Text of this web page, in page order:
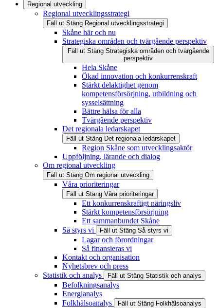
Regional utveckling
Regional utvecklingsstrategi
Fäll ut Stäng Regional utvecklingsstrategi
Skåne här och nu
Strategiska områden och tvärgående perspektiv
Fäll ut Stäng Strategiska områden och tvärgående
perspektiv
Hela Skåne
Ökad innovation och konkurrenskraft
Stärkt delaktighet genom
kompetensförsörjning, utbildning och
sysselsättning
Bättre hälsa för alla
Tvärgående perspektiv
Det regionala ledarskapet
Fäll ut Stäng Det regionala ledarskapet
Region Skåne som utvecklingsaktör
Uppföljning, lärande och dialog
Om regional utveckling
Fäll ut Stäng Om regional utveckling
Våra prioriteringar
Fäll ut Stäng Våra prioriteringar
Ett konkurrenskraftigt näringsliv
Stärkt kompetensförsörjning
Ett sammanbundet Skåne
Så styrs vi
Fäll ut Stäng Så styrs vi
Lagar och förordningar
Så finansieras vi
Kontakt och organisation
Nyhetsbrev och press
Statistik och analys
Fäll ut Stäng Statistik och analys
Befolkningsanalys
Energianalys
Folkhälsoanalys
Fäll ut Stäng Folkhälsoanalys